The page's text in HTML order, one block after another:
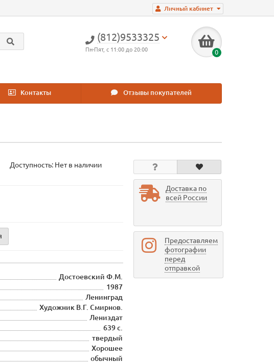
Личный кабинет
(812)9533325
Пн-Пят, с 11:00 до 20:00 0
Контакты Отзывы покупателей
Доступность: Нет в наличии
Достоевский Ф.М.
1987
Ленинград
Художник В.Г. Смирнов.
Лениздат
639 с.
твердый
Хорошее
обычный
Доставка по
всей России
Предоставляем
фотографии
перед
отправкой